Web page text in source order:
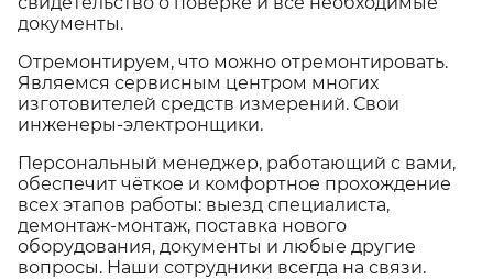
документы.
Отремонтируем, что можно отремонтировать.
Являемся сервисным центром многих
изготовителей средств измерений. Свои
инженеры-электронщики.
Персональный менеджер, работающий с вами,
обеспечит чёткое и комфортное прохождение
всех этапов работы: выезд специалиста,
демонтаж-монтаж, поставка нового
оборудования, документы и любые другие
вопросы. Наши сотрудники всегда на связи.